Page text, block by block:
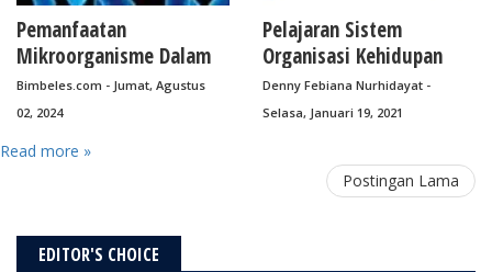
Pemanfaatan
Mikroorganisme Dalam
Pengolahan Pangan
Bimbeles.com - Jumat, Agustus
02, 2024
Pelajaran Sistem
Organisasi Kehidupan
Mahluk Hidup
Denny Febiana Nurhidayat -
Selasa, Januari 19, 2021
Read more »
Postingan Lama
EDITOR'S CHOICE